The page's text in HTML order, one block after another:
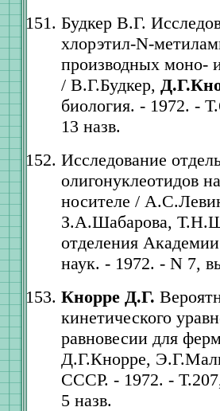
Будкер В.Г.
хлорэтил-N-
производных моно-
/ В.Г.Будкер,
биология. - 1972. -
13 назв.
Исследование
олигонуклеотидов
носителе /
З.А.Шабарова,
отделения
наук. - 1972. - N 7,
Кнорре Д.Г.
кинетического
равновесии для
Д.Г.Кнорре,
СССР. - 1972. -
5 назв.